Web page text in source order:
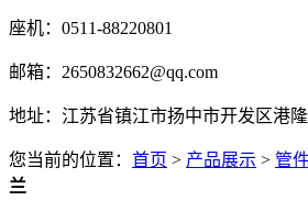
座机：0511-88220801
邮箱：2650832662@qq.com
地址：江苏省镇江市扬中市开发区港
您当前的位置： 首页 > 产品展示 > 管
兰